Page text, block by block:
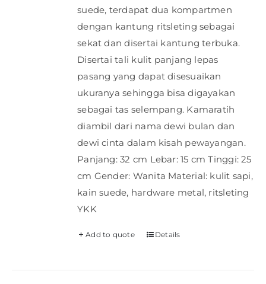
suede, terdapat dua kompartmen
dengan kantung ritsleting sebagai
sekat dan disertai kantung terbuka.
Disertai tali kulit panjang lepas
pasang yang dapat disesuaikan
ukuranya sehingga bisa digayakan
sebagai tas selempang. Kamaratih
diambil dari nama dewi bulan dan
dewi cinta dalam kisah pewayangan.
Panjang: 32 cm Lebar: 15 cm Tinggi: 25
cm Gender: Wanita Material: kulit sapi,
kain suede, hardware metal, ritsleting
YKK
Add to quote Details